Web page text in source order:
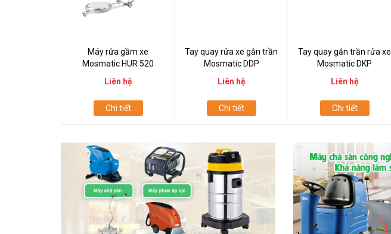
Máy rửa gầm xe
Mosmatic HUR 520
Liên hệ
Chi tiết
Tay quay rửa xe gắn trần
Mosmatic DDP
Liên hệ
Chi tiết
Tay quay gắn trần rửa xe
Mosmatic DKP
Liên hệ
Chi tiết